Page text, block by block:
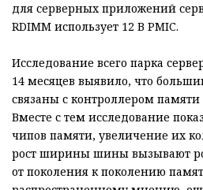
для серверных приложений
RDIMM использует 12 В PMIC.
Исследование всего парка
14 месяцев выявило, что
связаны с контроллером
Вместе с тем исследование
чипов памяти, увеличение их
рост ширины шины вызывают
от поколения к поколению